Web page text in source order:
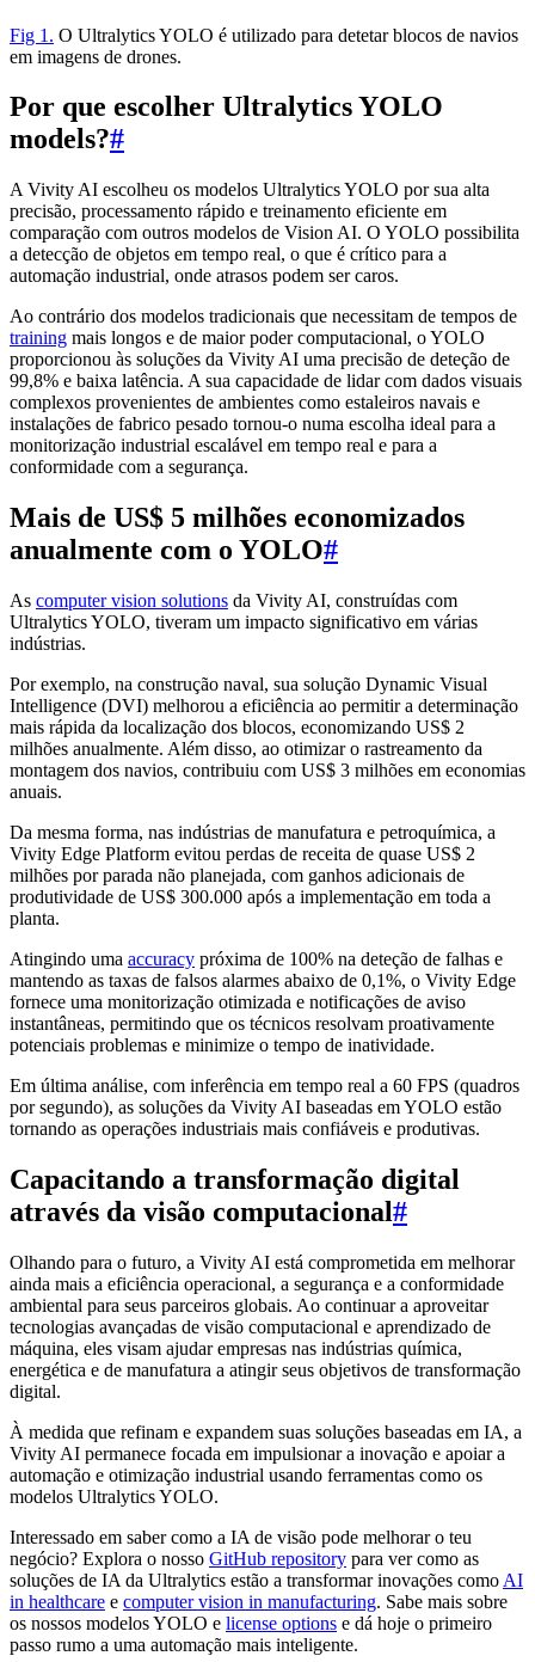
Fig 1. O Ultralytics YOLO é utilizado para detetar blocos de navios
em imagens de drones.
Por que escolher Ultralytics YOLO
models?#
A Vivity AI escolheu os modelos Ultralytics YOLO por sua alta
precisão, processamento rápido e treinamento eficiente em
comparação com outros modelos de Vision AI. O YOLO possibilita
a detecção de objetos em tempo real, o que é crítico para a
automação industrial, onde atrasos podem ser caros.
Ao contrário dos modelos tradicionais que necessitam de tempos de
training mais longos e de maior poder computacional, o YOLO
proporcionou às soluções da Vivity AI uma precisão de deteção de
99,8% e baixa latência. A sua capacidade de lidar com dados visuais
complexos provenientes de ambientes como estaleiros navais e
instalações de fabrico pesado tornou-o numa escolha ideal para a
monitorização industrial escalável em tempo real e para a
conformidade com a segurança.
Mais de US$ 5 milhões economizados
anualmente com o YOLO#
As computer vision solutions da Vivity AI, construídas com
Ultralytics YOLO, tiveram um impacto significativo em várias
indústrias.
Por exemplo, na construção naval, sua solução Dynamic Visual
Intelligence (DVI) melhorou a eficiência ao permitir a determinação
mais rápida da localização dos blocos, economizando US$ 2
milhões anualmente. Além disso, ao otimizar o rastreamento da
montagem dos navios, contribuiu com US$ 3 milhões em economias
anuais.
Da mesma forma, nas indústrias de manufatura e petroquímica, a
Vivity Edge Platform evitou perdas de receita de quase US$ 2
milhões por parada não planejada, com ganhos adicionais de
produtividade de US$ 300.000 após a implementação em toda a
planta.
Atingindo uma accuracy próxima de 100% na deteção de falhas e
mantendo as taxas de falsos alarmes abaixo de 0,1%, o Vivity Edge
fornece uma monitorização otimizada e notificações de aviso
instantâneas, permitindo que os técnicos resolvam proativamente
potenciais problemas e minimize o tempo de inatividade.
Em última análise, com inferência em tempo real a 60 FPS (quadros
por segundo), as soluções da Vivity AI baseadas em YOLO estão
tornando as operações industriais mais confiáveis e produtivas.
Capacitando a transformação digital
através da visão computacional#
Olhando para o futuro, a Vivity AI está comprometida em melhorar
ainda mais a eficiência operacional, a segurança e a conformidade
ambiental para seus parceiros globais. Ao continuar a aproveitar
tecnologias avançadas de visão computacional e aprendizado de
máquina, eles visam ajudar empresas nas indústrias química,
energética e de manufatura a atingir seus objetivos de transformação
digital.
À medida que refinam e expandem suas soluções baseadas em IA, a
Vivity AI permanece focada em impulsionar a inovação e apoiar a
automação e otimização industrial usando ferramentas como os
modelos Ultralytics YOLO.
Interessado em saber como a IA de visão pode melhorar o teu
negócio? Explora o nosso GitHub repository para ver como as
soluções de IA da Ultralytics estão a transformar inovações como AI
in healthcare e computer vision in manufacturing. Sabe mais sobre
os nossos modelos YOLO e license options e dá hoje o primeiro
passo rumo a uma automação mais inteligente.